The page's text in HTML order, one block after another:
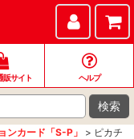
販サイト ヘルプ
検索
ンカード「S-P」 > ピカチ